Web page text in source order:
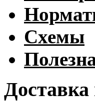
Схемы
Доставка